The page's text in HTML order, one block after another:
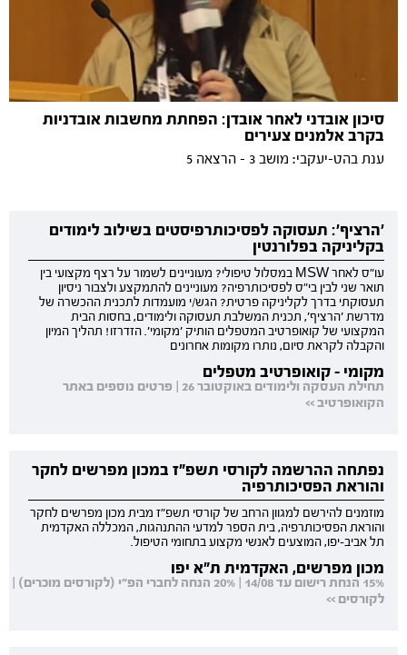
סיכון אובדני לאחר אובדן: הפחתת מחשבות אובדניות
בקרב אלמנים צעירים
ענת בהט-יעקבי: מושב 3 - הרצאה 5
'הרציף': תעסוקה לפסיכותרפיסטים בשילוב לימודים
בקליניקה בפלורנטין
עו"ס לאחר MSW במסלול טיפולי? מעוניינים לשמור על רצף מקצועי בין
תואר שני לבין בי"ס לפסיכותרפיה? מעוניינים להתמקצע ולצבור ניסיון
תעסוקתי בדרך לקליניקה פרטית? הגש/י מועמדות לתכנית ההכשרה של
מדרשת 'הרציף', תכנית המשלבת תעסוקה ולימודים, בחסות הבית
המקצועי של קואופרטיב המטפלים הותיק 'מקומי'. הזדרזו! תהליך המיון
והקבלה לקראת סיום, נותרו מקומות אחרונים
מקומי - קואופרטיב מטפלים
תחילת העסקה ולימודים באוקטובר 26 | פרטים נוספים באתר
הקואופרטיב >>
נפתחה ההרשמה לקורסי תשפ"ז במכון מפרשים לחקר
והוראת הפסיכותרפיה
מוזמנים להירשם למגוון הרחב של קורסי תשפ"ז מבית מכון מפרשים לחקר
והוראת הפסיכותרפיה, בית הספר למדעי ההתנהגות, המכללה האקדמית
תל אביב-יפו, המוצעים לאנשי מקצוע בתחומי הטיפול.
מכון מפרשים, האקדמית ת"א יפו
15% הנחת רישום עד 14/08 | 20% הנחה לחברי הפ"י (לקורסים מוכרים) |
לקורסים >>